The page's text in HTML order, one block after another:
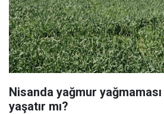
Nisanda yağmur yağmaması
yaşatır mı?